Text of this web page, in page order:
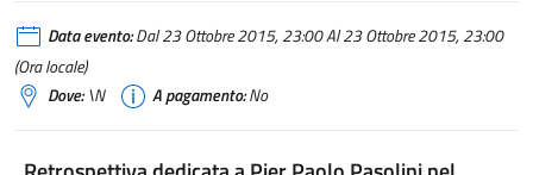
Data evento:Dal 23 Ottobre 2015, 23:00 Al 23 Ottobre 2015, 23:00
(Ora locale)
Dove:\N A pagamento:No